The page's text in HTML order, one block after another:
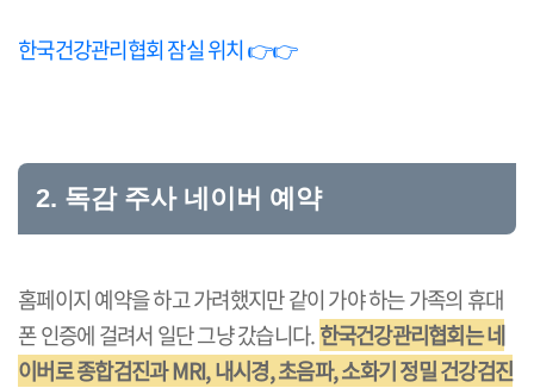
한국건강관리협회 잠실 위치 👉👉
2. 독감 주사 네이버 예약
홈페이지 예약을 하고 가려했지만 같이 가야 하는 가족의 휴대
폰 인증에 걸려서 일단 그냥 갔습니다.한국건강관리협회는 네
이버로 종합검진과 MRI, 내시경, 초음파, 소화기 정밀 건강검진